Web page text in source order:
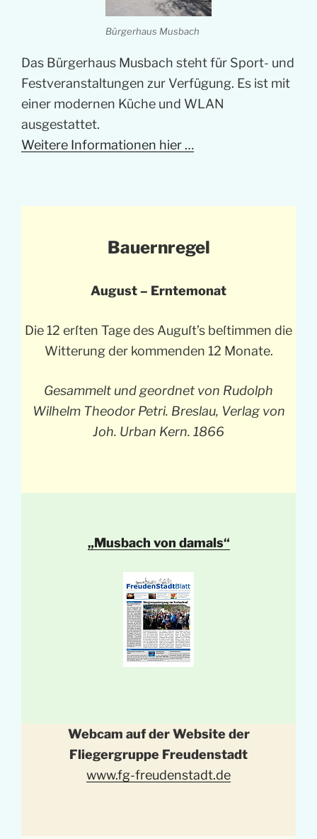
Bürgerhaus Musbach
Das Bürgerhaus Musbach steht für Sport- und
Festveranstaltungen zur Verfügung. Es ist mit
einer modernen Küche und WLAN
ausgestattet.
Weitere Informationen hier …
Bauernregel
August – Erntemonat
Die 12 erſten Tage des Auguſt’s beſtimmen die
Witterung der kommenden 12 Monate.
Gesammelt und geordnet von Rudolph
Wilhelm Theodor Petri. Breslau, Verlag von
Joh. Urban Kern. 1866
„Musbach von damals“
Webcam auf der Website der
Fliegergruppe Freudenstadt
www.fg-freudenstadt.de